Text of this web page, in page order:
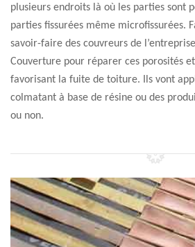
plusieurs endroits là où les parties sont
parties fissurées même microfissurées.
savoir-faire des couvreurs de
Couverture pour réparer ces porosités
favorisant la fuite de toiture. Ils vont
colmatant à base de résine ou des
ou non.